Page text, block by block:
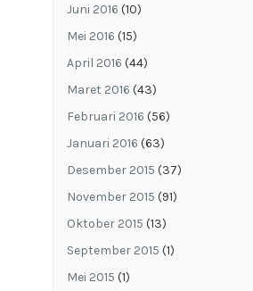
Juni 2016 (10)
Mei 2016 (15)
April 2016 (44)
Maret 2016 (43)
Februari 2016 (56)
Januari 2016 (63)
Desember 2015 (37)
November 2015 (91)
Oktober 2015 (13)
September 2015 (1)
Mei 2015 (1)